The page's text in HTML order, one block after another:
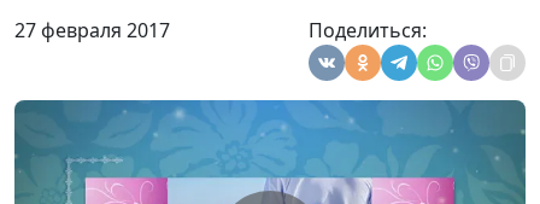
27 февраля 2017 Поделиться:
Искусство общения
Виталий Олийник,
руководитель Центра
духовного
просвещения
Уважение в браке
(вторая часть)
Виталий Олийник,
руководитель Центра
#22